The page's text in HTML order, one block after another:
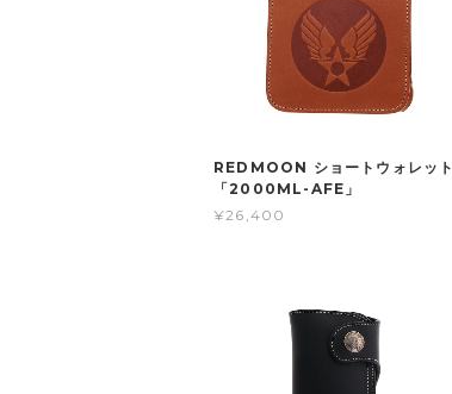
REDMOON ショートウォレット
「2000ML-AFE」
¥26,400